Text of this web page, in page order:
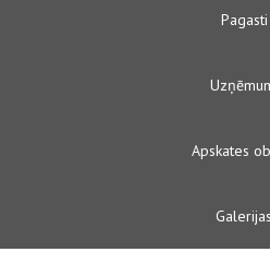
Pagasti
Apskates
Galerijas